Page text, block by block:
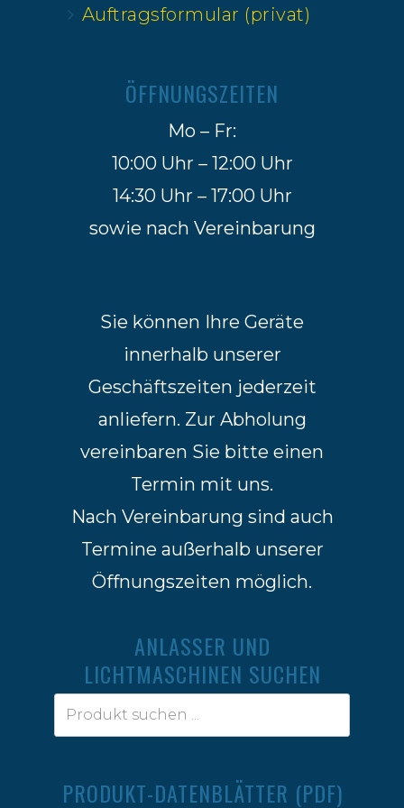
Auftragsformular (privat)
ÖFFNUNGSZEITEN
Mo – Fr:
10:00 Uhr – 12:00 Uhr
14:30 Uhr – 17:00 Uhr
sowie nach Vereinbarung
Sie können Ihre Geräte
innerhalb unserer
Geschäftszeiten jederzeit
anliefern. Zur Abholung
vereinbaren Sie bitte einen
Termin mit uns.
Nach Vereinbarung sind auch
Termine außerhalb unserer
Öffnungszeiten möglich.
ANLASSER UND
LICHTMASCHINEN SUCHEN
PRODUKT-DATENBLÄTTER (PDF)